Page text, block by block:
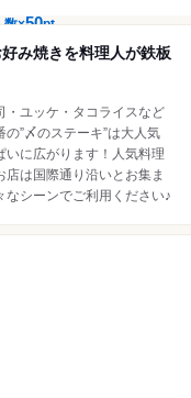
数×50pt
み焼きを料理人が鉄板
・ユッケ・タコライスなど
”〆のステーキ”は大人気
に広がります！人気料理
は国際通り沿いとお集ま
なシーンでご利用ください♪